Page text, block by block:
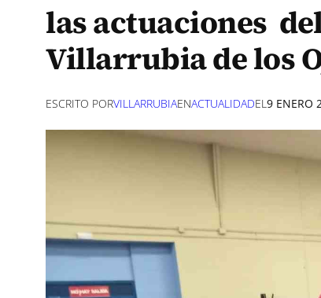
las actuaciones
Villarrubia de los
ESCRITO PORVILLARRUBIAENACTUALIDADEL9 ENERO